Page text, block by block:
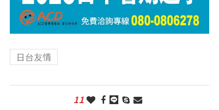
日台友情
11